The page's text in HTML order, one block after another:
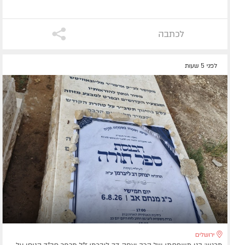
לכתבה
לפני 5 שעות
ירושלים